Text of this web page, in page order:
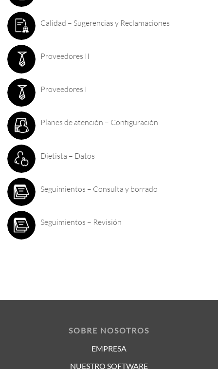
Calidad – Sugerencias y Reclamaciones
Proveedores II
Proveedores I
Planes de atención – Configuración
Dietista – Datos
Seguimientos – Consulta y borrado
Seguimientos – Revisión
SOBRE NOSOTROS
EMPRESA
NUESTRO SOFTWARE